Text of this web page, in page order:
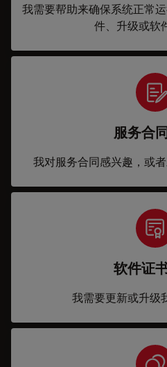
我需要帮助来确保系统正常
件、升级或软
服务合
我对服务合同感兴趣，或
软件证
我需要更新或升级